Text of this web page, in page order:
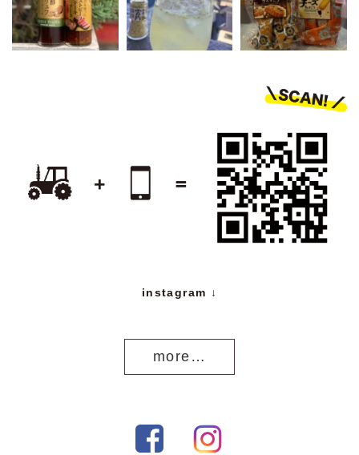
instagram ↓
more…